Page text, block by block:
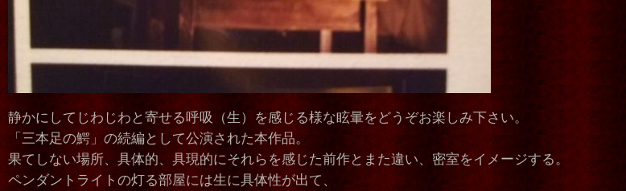
静かにしてじわじわと寄せる呼吸（生）を感じる様な眩暈をどうぞお楽しみ下さい。
「三本足の鰐」の続編として公演された本作品。
果てしない場所、具体的、具現的にそれらを感じた前作とまた違い、密室をイメージする。
ペンダントライトの灯る部屋には生に具体性が出て、